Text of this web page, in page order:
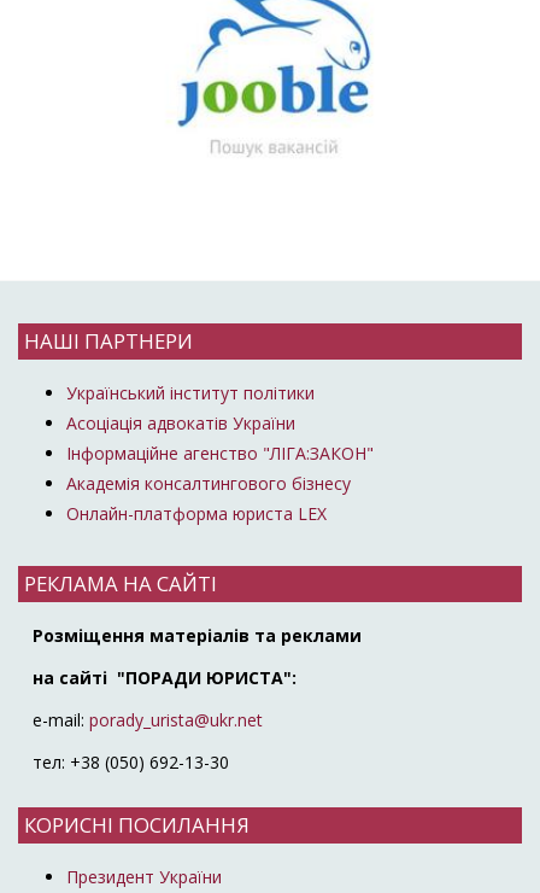
НАШІ ПАРТНЕРИ
Український інститут політики
Асоціація адвокатів України
Інформаційне агенство "ЛІГА:ЗАКОН"
Академія консалтингового бізнесу
Онлайн-платформа юриста LEX
РЕКЛАМА НА САЙТІ
Розміщення матеріалів та реклами
на сайті "ПОРАДИ ЮРИСТА":
e-mail: porady_urista@ukr.net
тел: +38 (050) 692-13-30
КОРИСНІ ПОСИЛАННЯ
Президент України